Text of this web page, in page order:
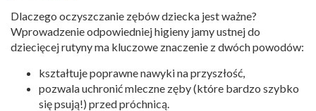
Dlaczego oczyszczanie zębów dziecka jest ważne?
Wprowadzenie odpowiedniej higieny jamy ustnej do
dziecięcej rutyny ma kluczowe znaczenie z dwóch powodów:
kształtuje poprawne nawyki na przyszłość,
pozwala uchronić mleczne zęby (które bardzo szybko
się psują!) przed próchnicą.